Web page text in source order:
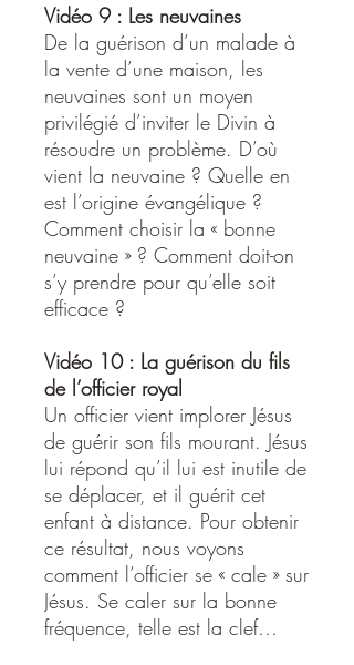
Vidéo 9 : Les neuvaines
De la guérison d’un malade à
la vente d’une maison, les
neuvaines sont un moyen
privilégié d’inviter le Divin à
résoudre un problème. D’où
vient la neuvaine ? Quelle en
est l’origine évangélique ?
Comment choisir la « bonne
neuvaine » ? Comment doit-on
s’y prendre pour qu’elle soit
efficace ?
Vidéo 10 : La guérison du fils
de l’officier royal
Un officier vient implorer Jésus
de guérir son fils mourant. Jésus
lui répond qu’il lui est inutile de
se déplacer, et il guérit cet
enfant à distance. Pour obtenir
ce résultat, nous voyons
comment l’officier se « cale » sur
Jésus. Se caler sur la bonne
fréquence, telle est la clef…